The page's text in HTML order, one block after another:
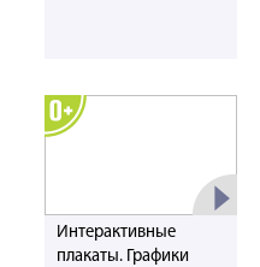
Интерактивные
плакаты. Графики